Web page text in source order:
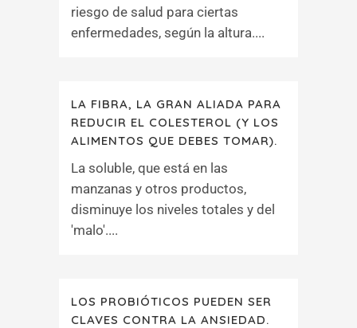
riesgo de salud para ciertas
enfermedades, según la altura....
LA FIBRA, LA GRAN ALIADA PARA
REDUCIR EL COLESTEROL (Y LOS
ALIMENTOS QUE DEBES TOMAR).
La soluble, que está en las
manzanas y otros productos,
disminuye los niveles totales y del
'malo'....
LOS PROBIÓTICOS PUEDEN SER
CLAVES CONTRA LA ANSIEDAD.